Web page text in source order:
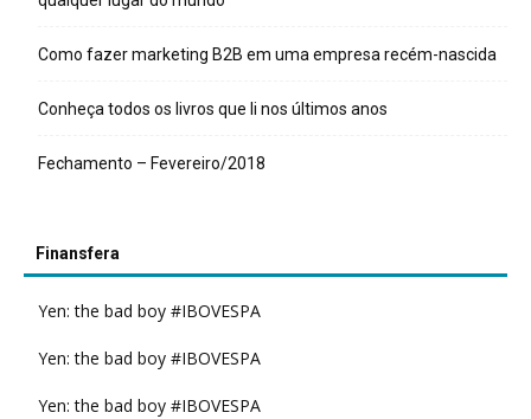
Como fazer marketing B2B em uma empresa recém-nascida
Conheça todos os livros que li nos últimos anos
Fechamento – Fevereiro/2018
Finansfera
Yen: the bad boy #IBOVESPA
Yen: the bad boy #IBOVESPA
Yen: the bad boy #IBOVESPA